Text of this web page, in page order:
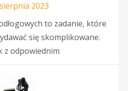
2023
to zadanie, które
się skomplikowane.
z odpowiednim